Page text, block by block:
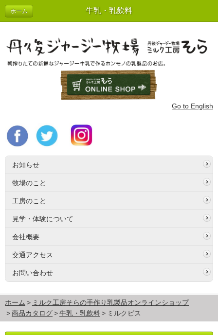
牛乳・乳飲料
ホーム
Go to English
お知らせ
牧場のこと
工房のこと
見学・体験について
会社概要
交通アクセス
お問い合わせ
ホーム
ミルク工房そらの手作り乳製品オンラインショップ
商品カタログ
牛乳・乳飲料 ミルクピス